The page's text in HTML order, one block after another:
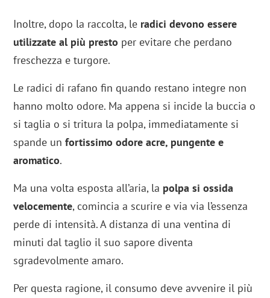
Inoltre, dopo la raccolta, le radici devono essere
utilizzate al più presto per evitare che perdano
freschezza e turgore.
Le radici di rafano fin quando restano integre non
hanno molto odore. Ma appena si incide la buccia o
si taglia o si tritura la polpa, immediatamente si
spande un fortissimo odore acre, pungente e
aromatico.
Ma una volta esposta all’aria, la polpa si ossida
velocemente, comincia a scurire e via via l’essenza
perde di intensità. A distanza di una ventina di
minuti dal taglio il suo sapore diventa
sgradevolmente amaro.
Per questa ragione, il consumo deve avvenire il più